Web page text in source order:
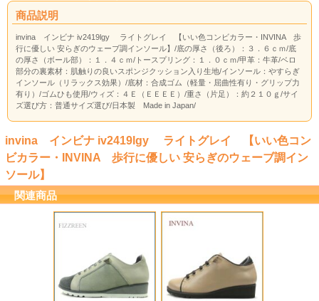
商品説明
invina インビナ iv2419lgy ライトグレイ 【いい色コンビカラー・INVINA 歩
行に優しい 安らぎのウェーブ調インソール】/底の厚さ（後ろ）：３．６ｃｍ/底
の厚さ（ボール部）：１．４ｃｍ/トースプリング：１．０ｃｍ/甲革：牛革/ベロ
部分の裏素材：肌触りの良いスポンジクッション入り生地/インソール：やすらぎ
インソール（リラックス効果）/底材：合成ゴム（軽量・屈曲性有り・グリップ力
有り）/ゴムひも使用/ウィズ：４Ｅ（ＥＥＥＥ）/重さ（片足）：約２１０ｇ/サイ
ズ選び方：普通サイズ選び/日本製 Made in Japan/
invina インビナ iv2419lgy ライトグレイ 【いい色コン
ビカラー・INVINA 歩行に優しい 安らぎのウェーブ調イン
ソール】
関連商品